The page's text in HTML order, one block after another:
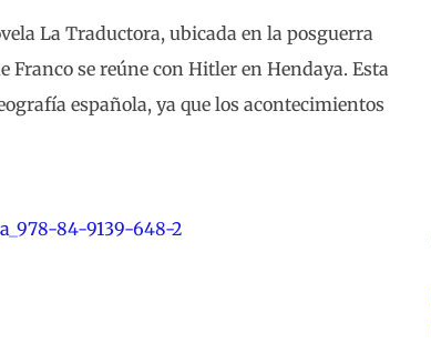
La Traductora, ubicada en la posguerra
Franco se reúne con Hitler en Hendaya. Esta
española, ya que los acontecimientos
84-9139-648-2